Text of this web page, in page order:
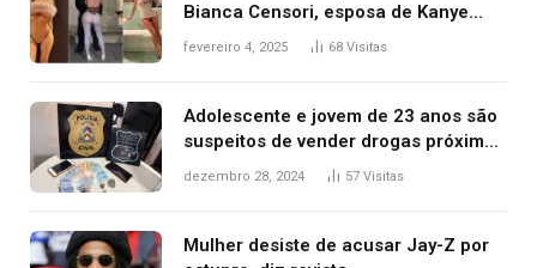
Bianca Censori, esposa de Kanye
West que apareceu nua no Grammy
fevereiro 4, 2025 68 Visitas
Adolescente e jovem de 23 anos são
suspeitos de vender drogas próximo
de delegacia e escola, diz polícia
dezembro 28, 2024 57 Visitas
Mulher desiste de acusar Jay-Z por